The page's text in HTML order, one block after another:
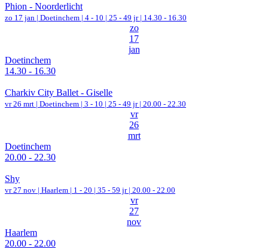
Phion - Noorderlicht
zo 17 jan | Doetinchem | 4 - 10 | 25 - 49 jr | 14.30 - 16.30
zo
17
jan
Doetinchem
14.30 - 16.30
Charkiv City Ballet - Giselle
vr 26 mrt | Doetinchem | 3 - 10 | 25 - 49 jr | 20.00 - 22.30
vr
26
mrt
Doetinchem
20.00 - 22.30
Shy
vr 27 nov | Haarlem | 1 - 20 | 35 - 59 jr | 20.00 - 22.00
vr
27
nov
Haarlem
20.00 - 22.00